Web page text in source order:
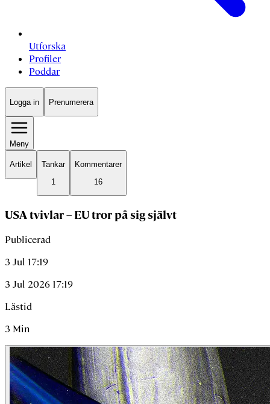
Utforska
Profiler
Poddar
Logga in Prenumerera
Meny
Artikel
Tankar
1
Kommentarer
16
USA tvivlar – EU tror på sig självt
Publicerad
3 Jul 17:19
3 Jul 2026 17:19
Lästid
3 Min